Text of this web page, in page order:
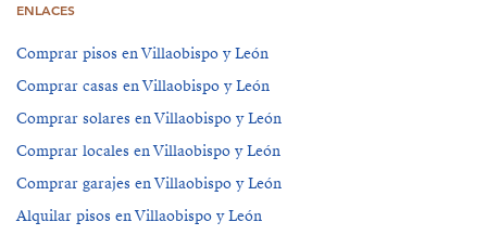
ENLACES
Comprar pisos en Villaobispo y León
Comprar casas en Villaobispo y León
Comprar solares en Villaobispo y León
Comprar locales en Villaobispo y León
Comprar garajes en Villaobispo y León
Alquilar pisos en Villaobispo y León